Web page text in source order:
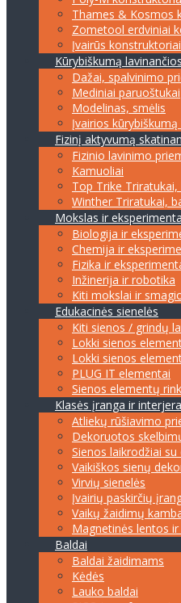
Thames & Kosmos
Zometool erdviniai
Įvairūs konstruktoriai
Kūrybiškumą
Dažai, spalvinimo
Mediniai paruoštukai
Modelinas, smėlis
Įvairios
Fizinį aktyvumą
Fizinio lavinimo
Kamuoliai
Top Trike
Winther Triratukai,
Mokslas ir
Biologija ir
Chemija ir
Fizika ir
Inžinerija ir robotika
Kiti mokslai ir
Edukacinės sienelės
Kiti sienos / grindų
Lokki sienos
Lokki sienos
PLUG IT elementai
Sienos elementų
Klasės įranga ir
Atliekų rūšiavimo
Dekoruotos
Sienos laikrodžiai
Vaikiškos sienų
Virvių sienelės
Įvairių paskirčių
Vaikų žaidimų
Magnetinės lentos
Baldai
Baldai žaidimams
Kėdės
Lauko baldai